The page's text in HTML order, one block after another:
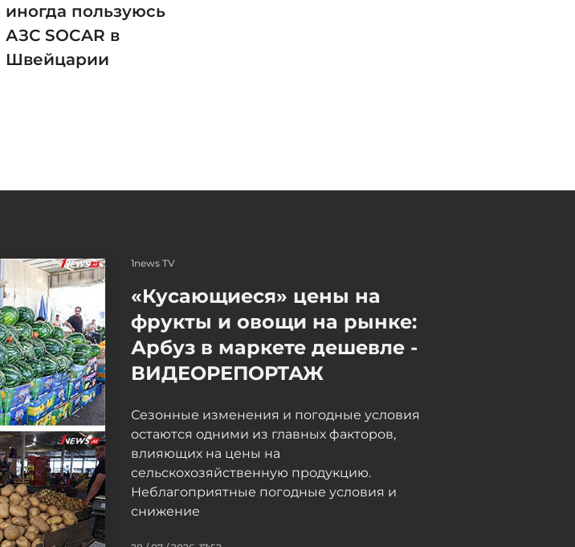
иногда пользуюсь
АЗС SOCAR в
Швейцарии
1news TV
«Кусающиеся» цены на
фрукты и овощи на рынке:
Арбуз в маркете дешевле -
ВИДЕОРЕПОРТАЖ
Сезонные изменения и погодные условия
остаются одними из главных факторов,
влияющих на цены на
сельскохозяйственную продукцию.
Неблагоприятные погодные условия и
снижение